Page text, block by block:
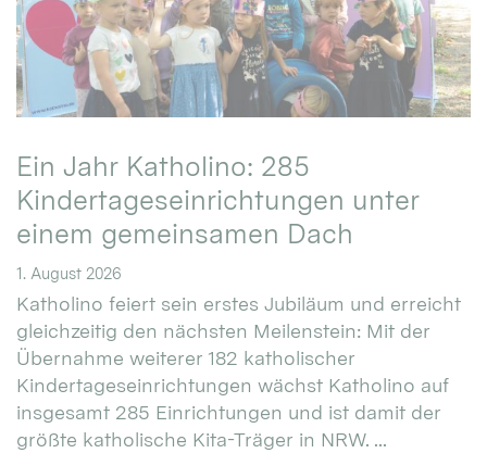
Ein Jahr Katholino: 285
Kindertageseinrichtungen unter
einem gemeinsamen Dach
1. August 2026
Katholino feiert sein erstes Jubiläum und erreicht
gleichzeitig den nächsten Meilenstein: Mit der
Übernahme weiterer 182 katholischer
Kindertageseinrichtungen wächst Katholino auf
insgesamt 285 Einrichtungen und ist damit der
größte katholische Kita-Träger in NRW. ...